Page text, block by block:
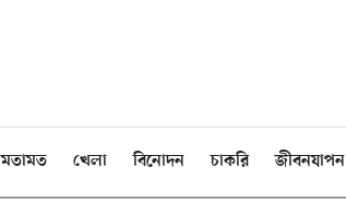
মতামত খেলা বিনোদন চাকরি জীবনযাপন